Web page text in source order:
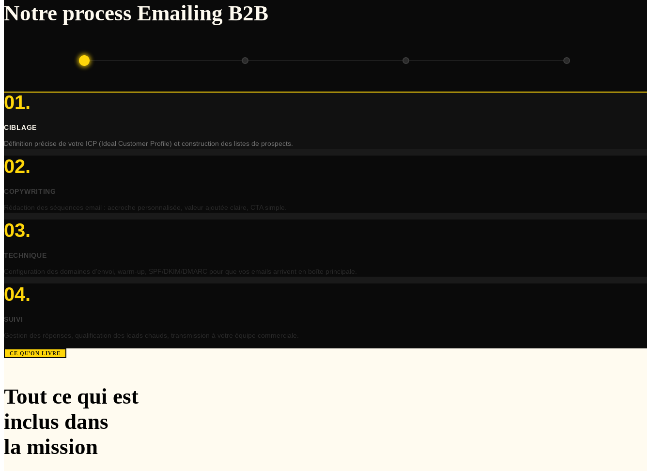
Notre process Emailing B2B
01.
CIBLAGE
Définition précise de votre ICP (Ideal Customer Profile) et construction des listes de prospects.
02.
COPYWRITING
Rédaction des séquences email : accroche personnalisée, valeur ajoutée claire, CTA simple.
03.
TECHNIQUE
Configuration des domaines d'envoi, warm-up, SPF/DKIM/DMARC pour que vos emails arrivent en boîte principale.
04.
SUIVI
Gestion des réponses, qualification des leads chauds, transmission à votre équipe commerciale.
CE QU'ON LIVRE
Tout ce qui est
inclus dans
la mission